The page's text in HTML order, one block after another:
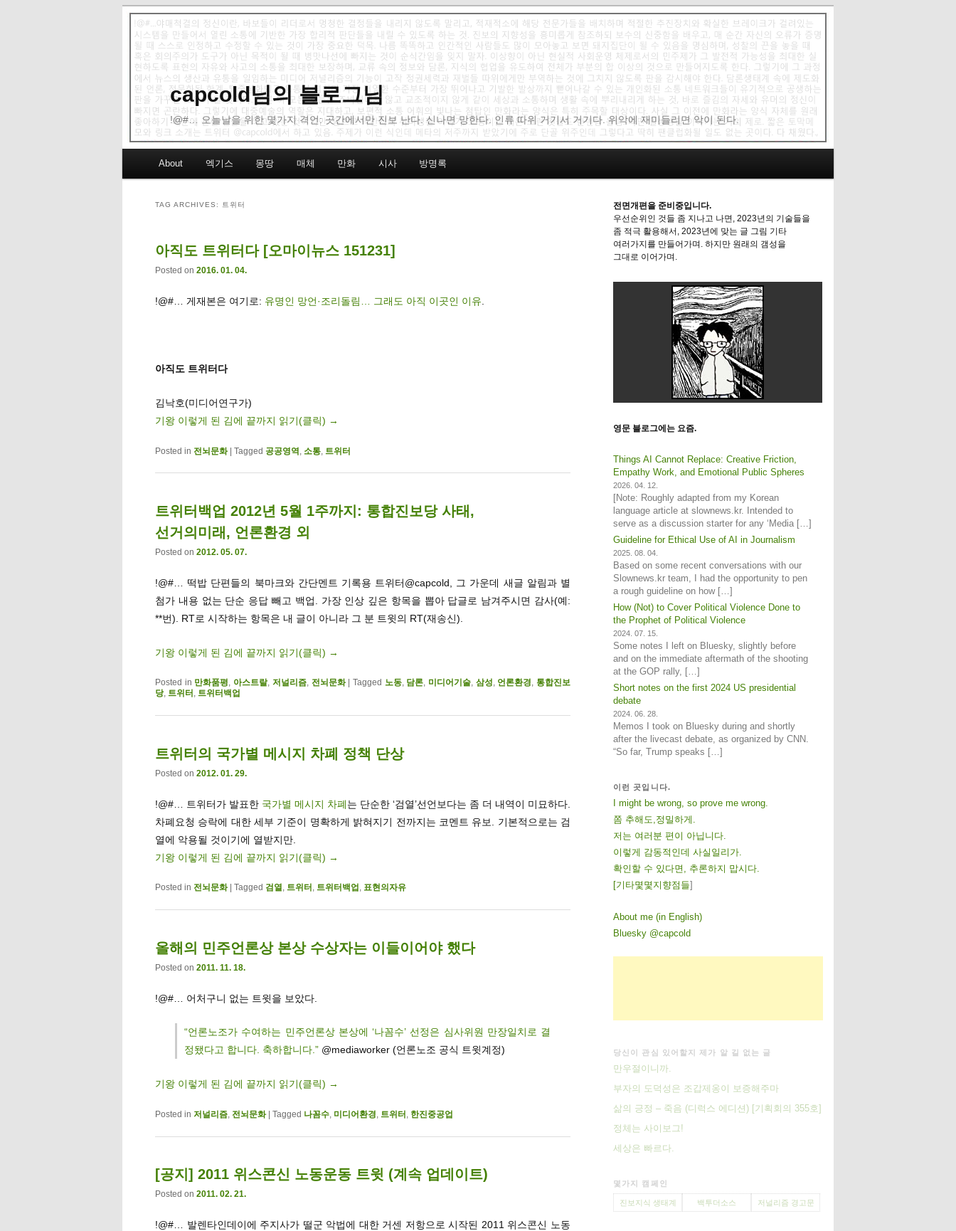
capcold님의 블로그님
!@#… 오늘날을 위한 몇가지 격언: 곳간에서만 진보 난다. 신나면 망한다. 인류 따위 거기서 거기다. 위악에 재미들리면 악이 된다.
Skip to primary content
Skip to secondary content
About 엑기스 몽땅 매체 만화 시사 방명록
TAG ARCHIVES: 트위터
아직도 트위터다 [오마이뉴스 151231]
Posted on 2016. 01. 04.
!@#… 게재본은 여기로: 유명인 망언·조리돌림… 그래도 아직 이곳인 이유
아직도 트위터다
김낙호(미디어연구가)
기왕 이렇게 된 김에 끝까지 읽기(클릭) →
Posted in 전뇌문화 | Tagged 공공영역 소통 트위터
트위터백업 2012년 5월 1주까지: 통합진보당 사태,
선거의미래, 언론환경 외
Posted on 2012. 05. 07.
!@#… 떡밥 단편들의 북마크와 간단멘트 기록용 트위터@capcold, 그 가운데 새글 알림과 별
첨가 내용 없는 단순 응답 빼고 백업. 가장 인상 깊은 항목을 뽑아 답글로 남겨주시면 감사(예:
**번). RT로 시작하는 항목은 내 글이 아니라 그 분 트윗의 RT(재송신).
기왕 이렇게 된 김에 끝까지 읽기(클릭) →
Posted in 만화품평, 아스트랄, 저널리즘, 전뇌문화 Tagged 노동, 담론, 미디어기술, 삼성, 언론환경,통합진보
당, 트위터 , 트위터백업
트위터의 국가별 메시지 차폐 정책 단상
Posted on 2012. 01. 29.
!@#… 트위터가 발표한 국가별 메시지 차폐는 단순한 ‘검열’선언보다는 좀 더 내역이 미묘하다.
차폐요청 승락에 대한 세부 기준이 명확하게 밝혀지기 전까지는 코멘트 유보. 기본적으로는 검
열에 악용될 것이기에 열받지만.
기왕 이렇게 된 김에 끝까지 읽기(클릭) →
Posted in 전뇌문화 Tagged 검열, 트위터 , 트위터백업 , 표현의자유
올해의 민주언론상 본상 수상자는 이들이어야 했다
Posted on 2011. 11. 18.
!@#… 어처구니 없는 트윗을 보았다.
“언론노조가 수여하는 민주언론상 본상에 ‘나꼼수’ 선정은 심사위원 만장일치로 결
정됐다고 합니다. 축하합니다.” @mediaworker (언론노조 공식 트윗계정)
기왕 이렇게 된 김에 끝까지 읽기(클릭) →
Posted in 저널리즘 전뇌문화 | Tagged 나꼼수 미디어환경 트위터 한진중공업
[공지] 2011 위스콘신 노동운동 트윗 (계속 업데이트)
Posted on 2011. 02. 21.
!@#… 발렌타인데이에 주지사가 떨군 악법에 대한 거센 저항으로 시작된 2011 위스콘신 노동
전면개편을 준비중입니다.
우선순위인 것들 좀 지나고 나면, 2023년의 기술들을
좀 적극 활용해서, 2023년에 맞는 글 그림 기타
여러가지를 만들어가며. 하지만 원래의 갬성을
그대로 이어가며.
영문 블로그에는 요즘.
Things AI Cannot Replace: Creative Friction,
Empathy Work, and Emotional Public Spheres
2026. 04. 12.
[Note: Roughly adapted from my Korean
language article at slownews.kr. Intended to
serve as a discussion starter for any ‘Media […]
Guideline for Ethical Use of AI in Journalism
2025. 08. 04.
Based on some recent conversations with our
Slownews.kr team, I had the opportunity to pen
a rough guideline on how […]
How (Not) to Cover Political Violence Done to
the Prophet of Political Violence
2024. 07. 15.
Some notes I left on Bluesky, slightly before
and on the immediate aftermath of the shooting
at the GOP rally, […]
Short notes on the first 2024 US presidential
debate
2024. 06. 28.
Memos I took on Bluesky during and shortly
after the livecast debate, as organized by CNN.
“So far, Trump speaks […]
이런 곳입니다.
I might be wrong, so prove me wrong.
쫌 추해도,정밀하게.
저는 여러분 편이 아닙니다.
이렇게 감동적인데 사실일리가.
확인할 수 있다면, 추론하지 맙시다.
[기 타몇 몇 지 향점 들]
About me (in English)
Bluesky @capcold
당신이 관심 있어할지 제가 알 길 없는 글
만우절이니까.
부자의 도덕성은 조갑제옹이 보증해주마
삶의 긍정 – 죽음 (디럭스 에디션) [기획회의 355호]
정체는 사이보그!
세상은 빠르다.
몇가지 캠페인
진보지식 생태계 백투더소스 저널리즘 경고문